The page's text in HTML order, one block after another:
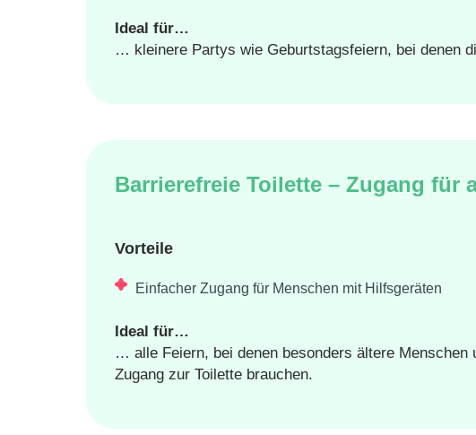
Ideal für…
… kleinere Partys wie Geburtstagsfeiern, bei denen
Barrierefreie Toilette – Zugang für
Vorteile
Einfacher Zugang für Menschen mit Hilfsgeräten
Ideal für…
… alle Feiern, bei denen besonders ältere Menschen
Zugang zur Toilette brauchen.